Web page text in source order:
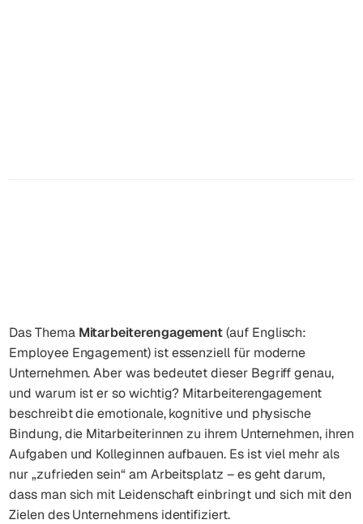
Das Thema Mitarbeiterengagement(auf Englisch:
Employee Engagement) ist essenziell für moderne
Unternehmen. Aber was bedeutet dieser Begriff genau,
und warum ist er so wichtig? Mitarbeiterengagement
beschreibt die emotionale, kognitive und physische
Bindung, die Mitarbeiterinnen zu ihrem Unternehmen, ihren
Aufgaben und Kolleginnen aufbauen. Es ist viel mehr als
nur „zufrieden sein“ am Arbeitsplatz – es geht darum,
dass man sich mit Leidenschaft einbringt und sich mit den
Zielen des Unternehmens identifiziert.